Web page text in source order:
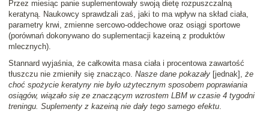
Przez miesiąc panie suplementowały swoją dietę rozpuszczalną
keratyną. Naukowcy sprawdzali zaś, jaki to ma wpływ na skład ciała,
parametry krwi, zmienne sercowo-oddechowe oraz osiągi sportowe
(porównań dokonywano do suplementacji kazeiną z produktów
mlecznych).
Stannard wyjaśnia, że całkowita masa ciała i procentowa zawartość
tłuszczu nie zmieniły się znacząco. Nasze dane pokazały [jednak], że
choć spożycie keratyny nie było użytecznym sposobem poprawiania
osiągów, wiązało się ze znaczącym wzrostem LBM w czasie 4 tygodni
treningu. Suplementy z kazeiną nie dały tego samego efektu.